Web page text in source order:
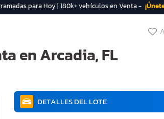
para Hoy | 180k+ vehículos en Venta -
en Arcadia, FL
DETALLES DEL LOTE